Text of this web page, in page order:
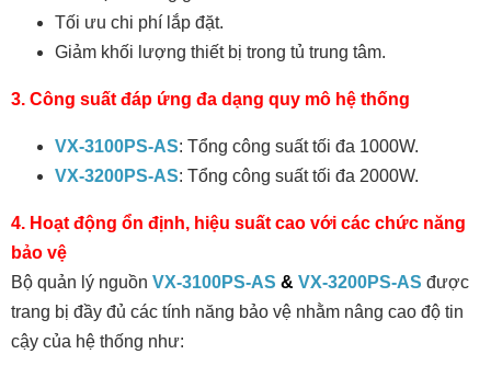
Tối ưu chi phí lắp đặt.
Giảm khối lượng thiết bị trong tủ trung tâm.
3. Công suất đáp ứng đa dạng quy mô hệ thống
VX-3100PS-AS: Tổng công suất tối đa 1000W.
VX-3200PS-AS: Tổng công suất tối đa 2000W.
4. Hoạt động ổn định, hiệu suất cao với các chức năng
bảo vệ
Bộ quản lý nguồn VX-3100PS-AS & VX-3200PS-AS được
trang bị đầy đủ các tính năng bảo vệ nhằm nâng cao độ tin
cậy của hệ thống như: